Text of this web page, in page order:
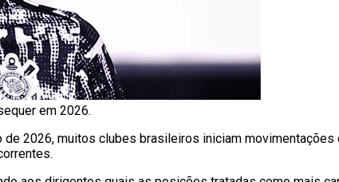
em 2026.
2026, muitos clubes brasileiros iniciam